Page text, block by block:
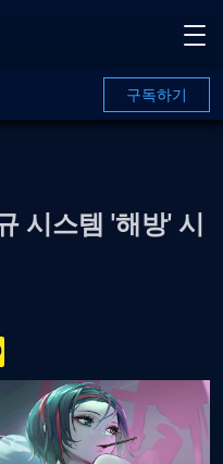
구독하기
시스템 '해방' 시